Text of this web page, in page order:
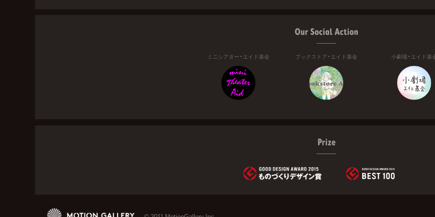
Our Social Action
ミニシアター・エイド基金 ブックストア・エイド基金 小劇場・エイド基
Prize